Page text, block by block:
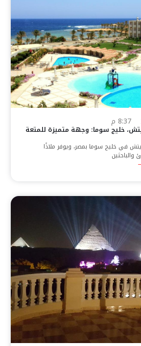
8:37 م
خليج سوما: وجهة متميزة للمتعة
في خليج سوما بمصر، ويوفر ملاذًا
والباحثين